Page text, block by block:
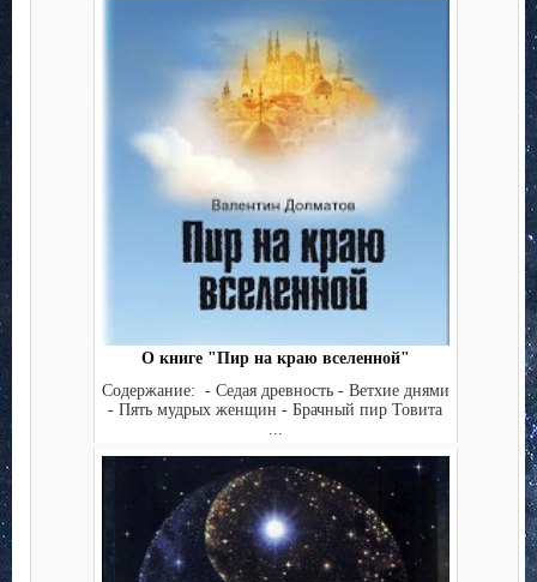
О книге "Пир на краю вселенной"
Содержание: - Седая древность - Ветхие днями
- Пять мудрых женщин - Брачный пир Товита